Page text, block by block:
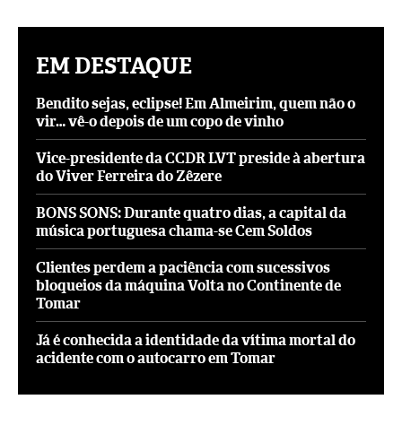
EM DESTAQUE
Bendito sejas, eclipse! Em Almeirim, quem não o
vir… vê-o depois de um copo de vinho
Vice-presidente da CCDR LVT preside à abertura
do Viver Ferreira do Zêzere
BONS SONS: Durante quatro dias, a capital da
música portuguesa chama-se Cem Soldos
Clientes perdem a paciência com sucessivos
bloqueios da máquina Volta no Continente de
Tomar
Já é conhecida a identidade da vítima mortal do
acidente com o autocarro em Tomar